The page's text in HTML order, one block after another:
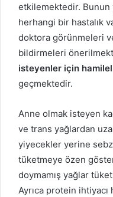
etkilemektedir. Bunun
herhangi bir hastalık
doktora görünmeleri
bildirmeleri
isteyenler için
geçmektedir.
Anne olmak isteyen
ve trans yağlardan
yiyecekler yerine
tüketmeye özen
doymamış yağlar
Ayrıca protein